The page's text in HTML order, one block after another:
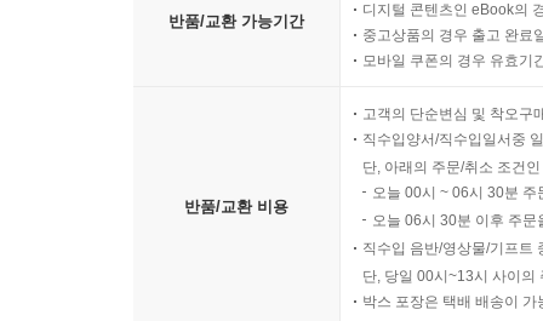
반품/교환 가능기간
디지털 콘텐츠인 eBook의
중고상품의 경우 출고 완료
모바일 쿠폰의 경우 유효기
반품/교환 비용
고객의 단순변심 및 착오구
직수입양서/직수입일서중
단, 아래의 주문/취소 조건
오늘 00시 ~ 06시 30분
오늘 06시 30분 이후 주
직수입 음반/영상물/기프트
단, 당일 00시~13시 사이의
박스 포장은 택배 배송이